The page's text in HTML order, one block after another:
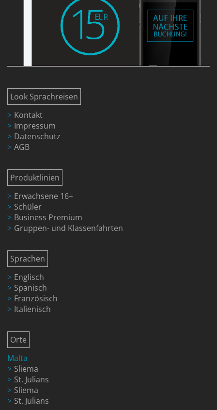
Look Sprachreisen
Kontakt
Impressum
Datenschutz
AGB
Produktlinien
Erwachsene 16+
Schüler
Business Premium
Gruppen- und Klassenfahrten
Sprachen
Englisch
Spanisch
Französisch
Italienisch
Orte
Malta
Sliema
St. Julians
Sliema
St. Julians